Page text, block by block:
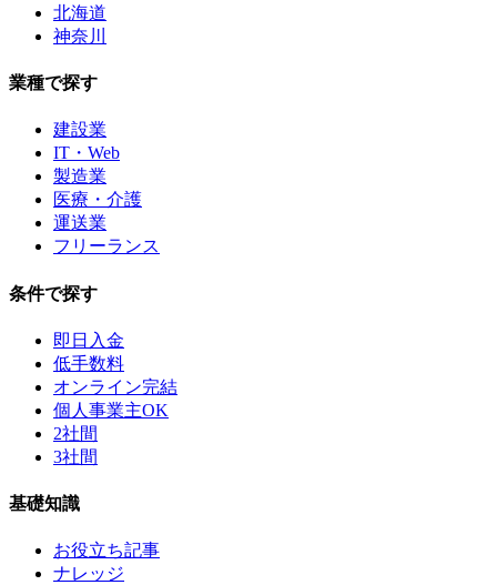
北海道
神奈川
業種で探す
建設業
IT・Web
製造業
医療・介護
運送業
フリーランス
条件で探す
即日入金
低手数料
オンライン完結
個人事業主OK
2社間
3社間
基礎知識
お役立ち記事
ナレッジ